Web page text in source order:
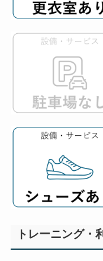
トレーニング・